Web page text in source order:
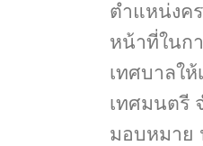
ตำแหน่งค
หน้าที่ในก
เทศบาลใ
เทศมนตรี
มอบหมาย